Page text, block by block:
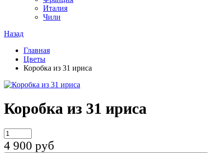
Италия
Чили
Назад
Главная
Цветы
Коробка из 31 ириса
Коробка из 31 ириса
4 900 руб